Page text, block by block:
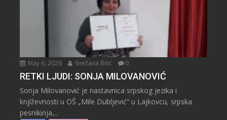
May 6, 2026 Snežana Bilić 0
RETKI LJUDI: SONJA MILOVANOVIĆ
Sonja Milovanović je nastavnica srpskog jezika i
književnosti u OŠ „Mile Dubljević“ u Lajkovcu, srpska
pesnikinja,...